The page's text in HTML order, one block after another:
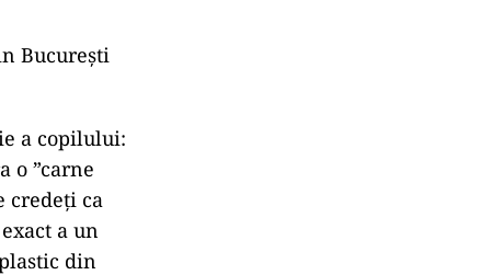
București
a copilului:
o ”carne
credeți ca
a un
din